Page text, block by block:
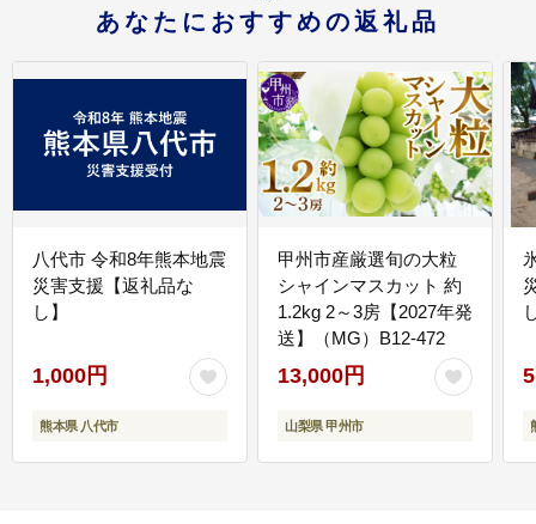
あなたにおすすめの返礼品
八代市 令和8年熊本地震
災害支援【返礼品な
し】
1,000円
熊本県 八代市
甲州市産厳選旬の大粒
シャインマスカット 約
1.2kg 2～3房【2027年発
送】（MG）B12-472
13,000円
山梨県 甲州市